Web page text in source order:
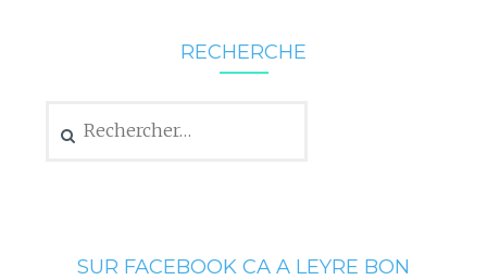
RECHERCHE
SUR FACEBOOK CA A LEYRE BON